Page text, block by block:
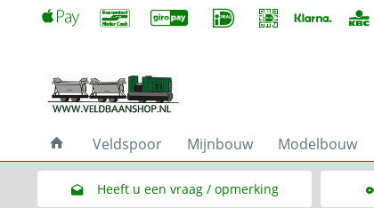
Veldspoor Mijnbouw Modelbouw
Heeft u een vraag / opmerking